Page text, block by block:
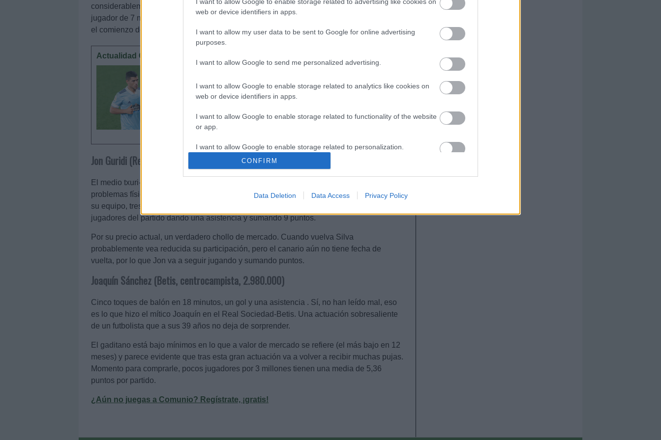
web or device identifiers in apps.
I want to allow my user data to be sent to Google for online advertising
purposes.
I want to allow Google to send me personalized advertising.
I want to allow Google to enable storage related to analytics like cookies on
web or device identifiers in apps.
I want to allow Google to enable storage related to functionality of the website
or app.
I want to allow Google to enable storage related to personalization.
I want to allow Google to enable storage related to security, including
CONFIRM
Data Deletion Data Access Privacy Policy
considerablemente aumento de la demanda para hacerse con sus servicios y eso en un
jugador de 7 millones de valor puede conllevar una notoria subida de precio. ¿Será este
el comienzo de la resurrección de Eden? Esperemos que sí.
Actualidad Comunio: ¿Olaza fuera del Celta? ¿Papu al Sevilla?
Celta, mientras que Carlos Fernández puede cambiar de
equipo y ser sustituido por Papu Gómez.
Jon Guridi (Real Sociedad, centrocampista, 670.000)
El medio txuri-urdin está contando con muchas oportunidades tras dejar atrás sus
problemas físicos y ha participado en cuatro de los últimos cinco encuentros ligueros de
su equipo, tres de ellos como titular. En el último, contra el Betis, fue uno de los mejores
jugadores del partido dando una asistencia y sumando 9 puntos.
Por su precio actual, un verdadero chollo de mercado. Cuando vuelva Silva
probablemente vea reducida su participación, pero el canario aún no tiene fecha de
vuelta, por lo que Jon va a seguir jugando y sumando puntos.
Joaquín Sánchez (Betis, centrocampista, 2.980.000)
Cinco toques de balón en 18 minutos, un gol y una asistencia . Sí, no han leído mal, eso
es lo que hizo el mítico Joaquín en el Real Sociedad-Betis. Una actuación sobresaliente
de un futbolista que a sus 39 años no deja de sorprender.
El gaditano está bajo mínimos en lo que a valor de mercado se refiere (el más bajo en 12
meses) y parece evidente que tras esta gran actuación va a volver a recibir muchas pujas.
Momento para comprarle, pocos jugadores por 3 millones tienen una media de 5,36
puntos por partido.
¿Aún no juegas a Comunio? Regístrate, ¡gratis!